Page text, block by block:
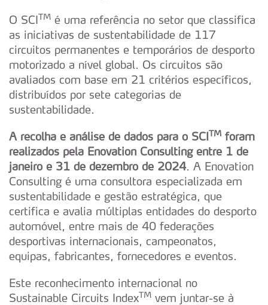
O SCITM é uma referência no setor que classifica
as iniciativas de sustentabilidade de 117
circuitos permanentes e temporários de desporto
motorizado a nível global. Os circuitos são
avaliados com base em 21 critérios específicos,
distribuídos por sete categorias de
sustentabilidade.
A recolha e análise de dados para o SCITM foram
realizados pela Enovation Consulting entre 1 de
janeiro e 31 de dezembro de 2024. A Enovation
Consulting é uma consultora especializada em
sustentabilidade e gestão estratégica, que
certifica e avalia múltiplas entidades do desporto
automóvel, entre mais de 40 federações
desportivas internacionais, campeonatos,
equipas, fabricantes, fornecedores e eventos.
Este reconhecimento internacional no
Sustainable Circuits IndexTM vem juntar-se à